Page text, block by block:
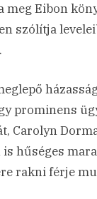
Eibon
szólítja
prominens
Carolyn
hűséges
rakni férje